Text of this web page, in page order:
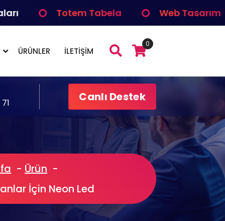
Totem Tabela Web Tasarım
ÜRÜNLER İLETİŞİM
0
Canlı Destek
- Ürün -
İçin Neon Led